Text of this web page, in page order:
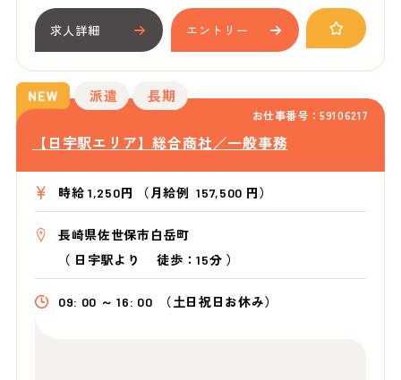
求人詳細 エントリー
お仕事番号：59106217
派遣 長期
【日宇駅エリア】総合商社／一般事務
時給 1,250円 （月給例 157,500 円）
長崎県佐世保市白岳町
（ 日宇駅より徒歩：15分 ）
09: 00 ～ 16: 00 （土日祝日お休み）